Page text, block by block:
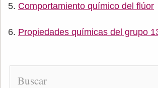
Comportamiento químico del flúor
Propiedades químicas del grupo
Buscar